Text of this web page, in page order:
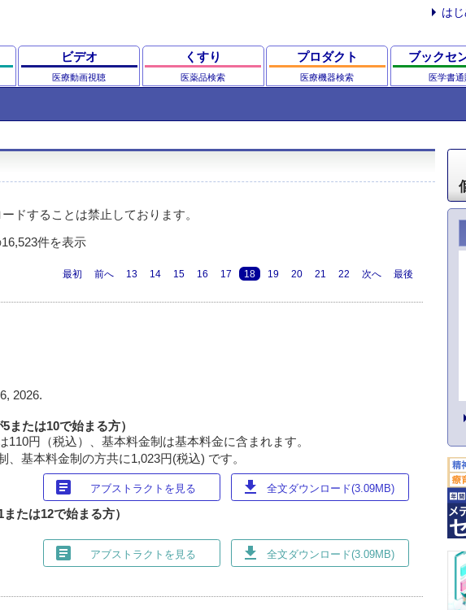
は
ビデオ
医療動画視聴
くすり
医薬品検索
プロダクト
医療機器検索
ブックセ
医学書通
ドすることは禁止しております。
件を表示
最初 前へ 13 14 15 16 17 18 19 20 21 22 次へ 最後
2026.
または10で始まる方）
110円（税込）、基本料金制は基本料金に含まれます。
、基本料金制の方共に1,023円(税込) です。
article アブストラクトを見る download 全文ダウンロード(3.09MB)
たは12で始まる方）
article アブストラクトを見る download 全文ダウンロード(3.09MB)